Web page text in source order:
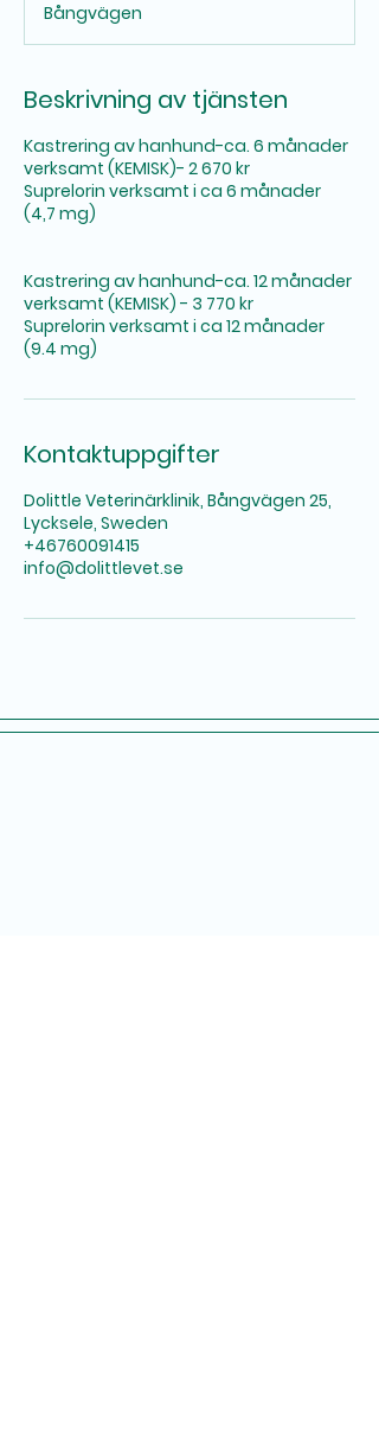
i
n
Bångvägen
Beskrivning av tjänsten
Kastrering av hanhund-ca. 6 månader
verksamt (KEMISK)- 2 670 kr
Suprelorin verksamt i ca 6 månader
(4,7 mg)
Kastrering av hanhund-ca. 12 månader
verksamt (KEMISK) - 3 770 kr
Suprelorin verksamt i ca 12 månader
(9.4 mg)
Kontaktuppgifter
Dolittle Veterinärklinik, Bångvägen 25,
Lycksele, Sweden
+46760091415
info@dolittlevet.se